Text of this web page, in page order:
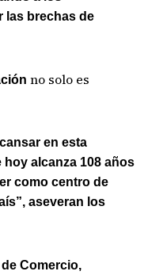
las brechas de
no solo es
en esta
alcanza 108 años
como centro de
aseveran los
Comercio,